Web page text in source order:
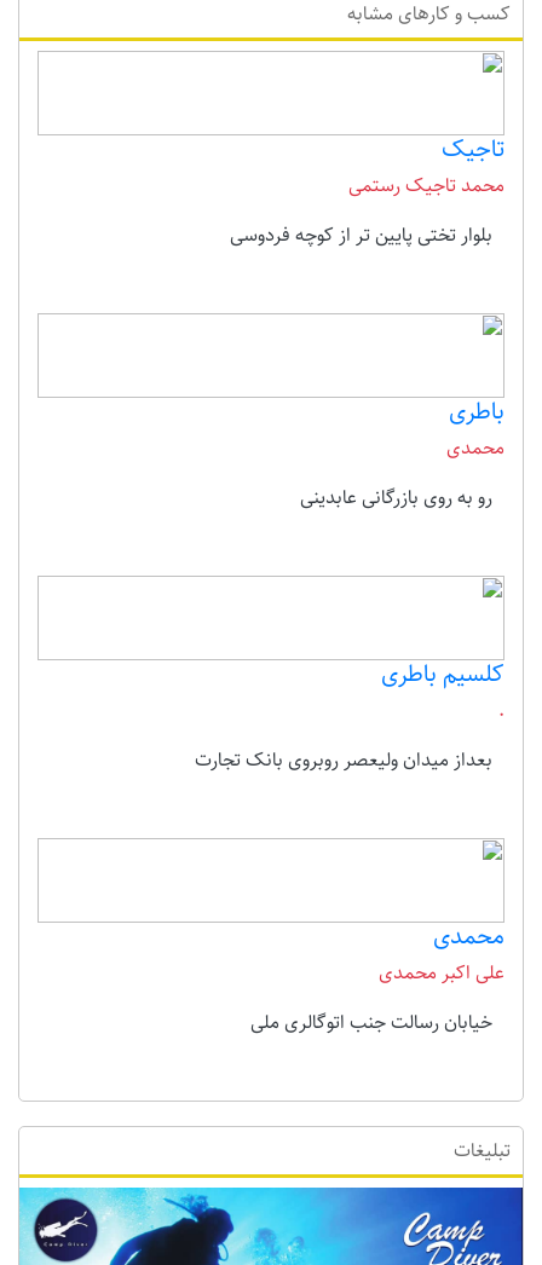
کسب و کارهای مشابه
تاجیک
محمد تاجیک رستمی
بلوار تختی پایین تر از کوچه فردوسی
باطری
محمدی
رو به روی بازرگانی عابدینی
کلسیم باطری
.
بعداز میدان ولیعصر روبروی بانک تجارت
محمدی
علی اکبر محمدی
خیابان رسالت جنب اتوگالری ملی
تبلیغات